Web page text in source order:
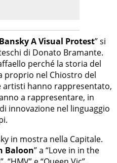
Bansky A Visual Protest” si
di Donato Bramante.
perché la storia del
proprio nel Chiostro del
artisti hanno rappresentato,
a rappresentare, in
innovazione nel linguaggio
in mostra nella Capitale.
Baloon” a “Love in in the